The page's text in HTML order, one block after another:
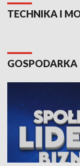
TECHNIKA I
GOSPODARKA